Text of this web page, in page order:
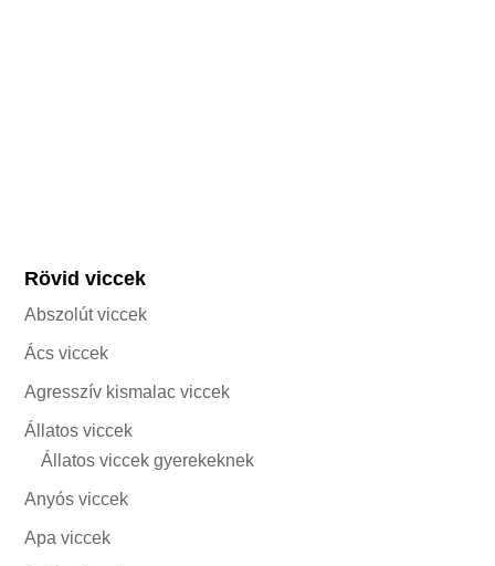
Rövid viccek
Abszolút viccek
Ács viccek
Agresszív kismalac viccek
Állatos viccek
Állatos viccek gyerekeknek
Anyós viccek
Apa viccek